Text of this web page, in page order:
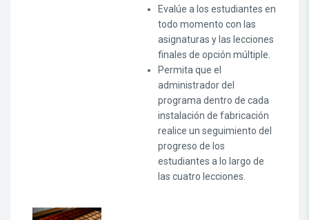
Evalúe a los estudiantes en
todo momento con las
asignaturas y las lecciones
finales de opción múltiple.
Permita que el
administrador del
programa dentro de cada
instalación de fabricación
realice un seguimiento del
progreso de los
estudiantes a lo largo de
las cuatro lecciones.